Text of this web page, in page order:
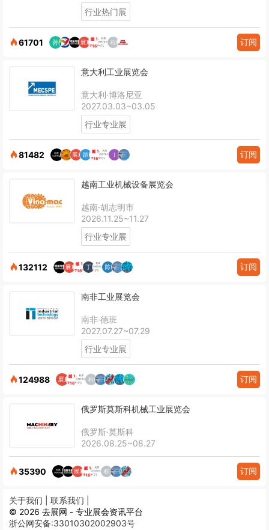
行业热门展
61701 订阅
意大利工业展览会
意大利·博洛尼亚
2027.03.03~03.05
行业专业展
81482 订阅
越南工业机械设备展览会
越南·胡志明市
2026.11.25~11.27
行业专业展
132112 订阅
南非工业展览会
南非·德班
2027.07.27~07.29
行业专业展
124988 订阅
俄罗斯莫斯科机械工业展览会
俄罗斯·莫斯科
2026.08.25~08.27
35390 订阅
关于我们 | 联系我们 |
© 2026 去展网 - 专业展会资讯平台
浙公网安备:33010302002903号